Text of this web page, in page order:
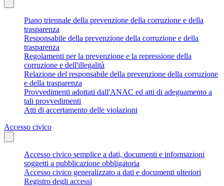
Piano triennale della prevenzione della corruzione e della
trasparenza
Responsabile della prevenzione della corruzione e della
trasparenza
Regolamenti per la prevenzione e la repressione della
corruzione e dell'illegalità
Relazione del responsabile della prevenzione della corruzione
e della trasparenza
Provvedimenti adottati dall'ANAC ed atti di adeguamento a
tali provvedimenti
Atti di accertamento delle violazioni
Accesso civico
Accesso civico semplice a dati, documenti e informazioni
soggetti a pubblicazione obbligatoria
Accesso civico generalizzato a dati e documenti ulteriori
Registro degli accessi